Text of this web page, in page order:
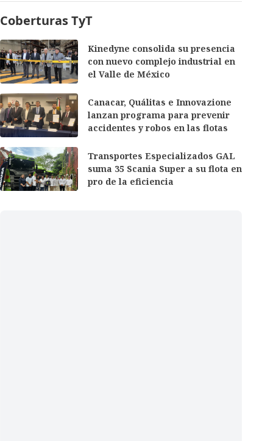
Coberturas TyT
Kinedyne consolida su presencia
con nuevo complejo industrial en
el Valle de México
Canacar, Quálitas e Innovazione
lanzan programa para prevenir
accidentes y robos en las flotas
Transportes Especializados GAL
suma 35 Scania Super a su flota en
pro de la eficiencia